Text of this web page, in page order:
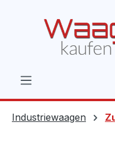
Industriewaagen